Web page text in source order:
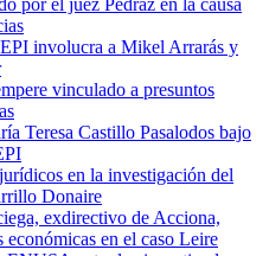
involucra a Mikel Arrarás y
vinculado a presuntos
Teresa Castillo Pasalodos bajo
en la investigación del
Donaire
exdirectivo de Acciona,
en el caso Leire